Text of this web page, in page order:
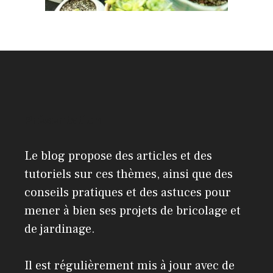
Le blog propose des articles et des
tutoriels sur ces thèmes, ainsi que des
conseils pratiques et des astuces pour
mener à bien ses projets de bricolage et
de jardinage.
Il est régulièrement mis à jour avec de